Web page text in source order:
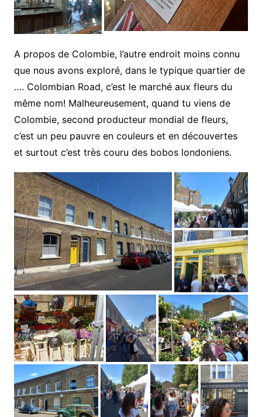
A propos de Colombie, l’autre endroit moins connu
que nous avons exploré, dans le typique quartier de
…. Colombian Road, c’est le marché aux fleurs du
même nom! Malheureusement, quand tu viens de
Colombie, second producteur mondial de fleurs,
c’est un peu pauvre en couleurs et en découvertes
et surtout c’est très couru des bobos londoniens.